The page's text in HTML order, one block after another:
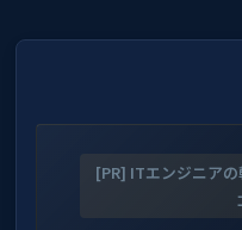
[PR] ITエンジニア